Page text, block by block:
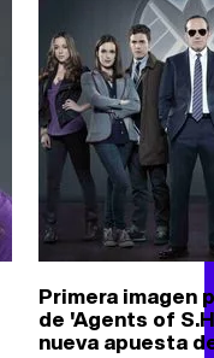
Primera imagen
de 'Agents of
nueva apuesta